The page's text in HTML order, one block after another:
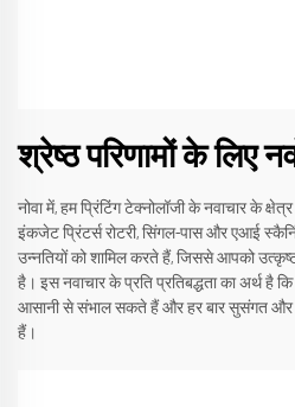
श्रेष्ठ परिणामों के लिए
नोवा में, हम प्रिंटिंग टेक्नोलॉजी के नवाचार के
इंकजेट प्रिंटर्स रोटरी, सिंगल-पास और एआई
उन्नतियों को शामिल करते हैं, जिससे आपको उत्कृष्ट
है। इस नवाचार के प्रति प्रतिबद्धता का अर्थ है कि
आसानी से संभाल सकते हैं और हर बार सुसंगत और
हैं।